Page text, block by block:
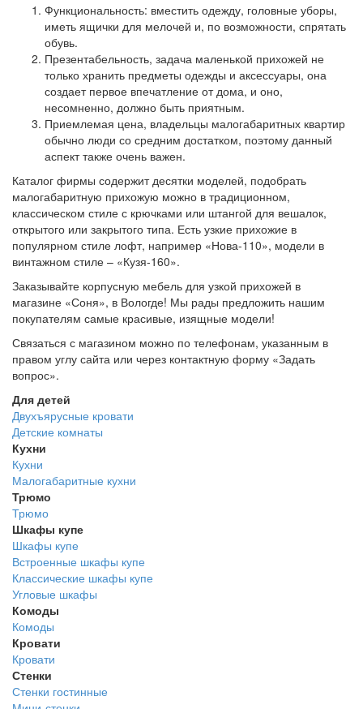
Функциональность: вместить одежду, головные уборы,
иметь ящички для мелочей и, по возможности, спрятать
обувь.
Презентабельность, задача маленькой прихожей не
только хранить предметы одежды и аксессуары, она
создает первое впечатление от дома, и оно,
несомненно, должно быть приятным.
Приемлемая цена, владельцы малогабаритных квартир
обычно люди со средним достатком, поэтому данный
аспект также очень важен.
Каталог фирмы содержит десятки моделей, подобрать
малогабаритную прихожую можно в традиционном,
классическом стиле с крючками или штангой для вешалок,
открытого или закрытого типа. Есть узкие прихожие в
популярном стиле лофт, например «Нова-110», модели в
винтажном стиле – «Кузя-160».
Заказывайте корпусную мебель для узкой прихожей в
магазине «Соня», в Вологде! Мы рады предложить нашим
покупателям самые красивые, изящные модели!
Связаться с магазином можно по телефонам, указанным в
правом углу сайта или через контактную форму «Задать
вопрос».
Для детей
Двухъярусные кровати
Детские комнаты
Кухни
Кухни
Малогабаритные кухни
Трюмо
Трюмо
Шкафы купе
Шкафы купе
Встроенные шкафы купе
Классические шкафы купе
Угловые шкафы
Комоды
Комоды
Кровати
Кровати
Стенки
Стенки гостинные